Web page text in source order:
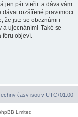
jen pár vteřin a dává vám
dávat rozšířené pravomoci
že jste se obeznámili
a ujednáními. Také se
fóru objeví.
časy jsou v UTC+01:00
Limited